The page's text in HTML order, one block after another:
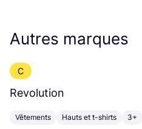
Autres marques
C
Revolution
Vêtements Hauts et t-shirts 3+